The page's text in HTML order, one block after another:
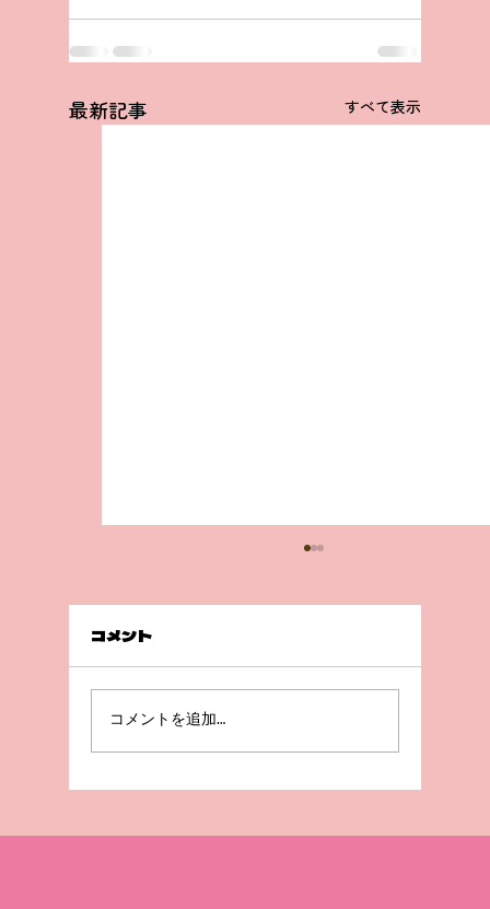
最新記事 すべて表示
急成長😲！
コメント
コメントを追加…